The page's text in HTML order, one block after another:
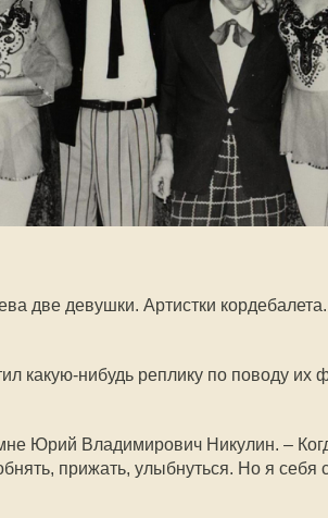
две девушки. Артистки
какую-нибудь реплику по поводу их
Юрий Владимирович Никулин. –
прижать, улыбнуться. Но я